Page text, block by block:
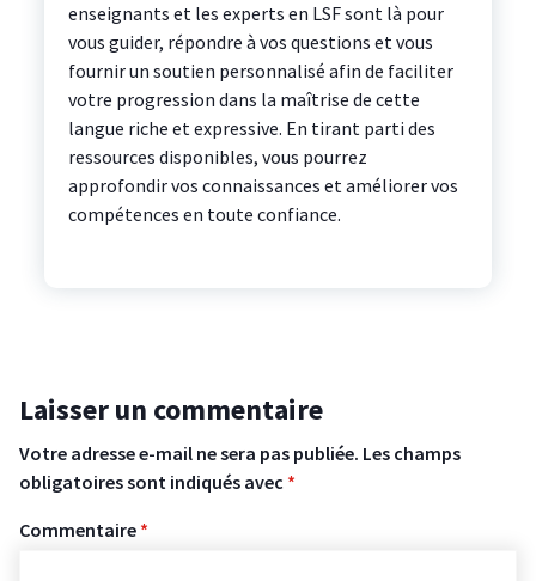
enseignants et les experts en LSF sont là pour
vous guider, répondre à vos questions et vous
fournir un soutien personnalisé afin de faciliter
votre progression dans la maîtrise de cette
langue riche et expressive. En tirant parti des
ressources disponibles, vous pourrez
approfondir vos connaissances et améliorer vos
compétences en toute confiance.
Laisser un commentaire
Votre adresse e-mail ne sera pas publiée. Les champs
obligatoires sont indiqués avec *
Commentaire *